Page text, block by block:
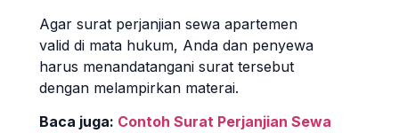
Agar surat perjanjian sewa apartemen
valid di mata hukum, Anda dan penyewa
harus menandatangani surat tersebut
dengan melampirkan materai.
Baca juga: Contoh Surat Perjanjian Sewa